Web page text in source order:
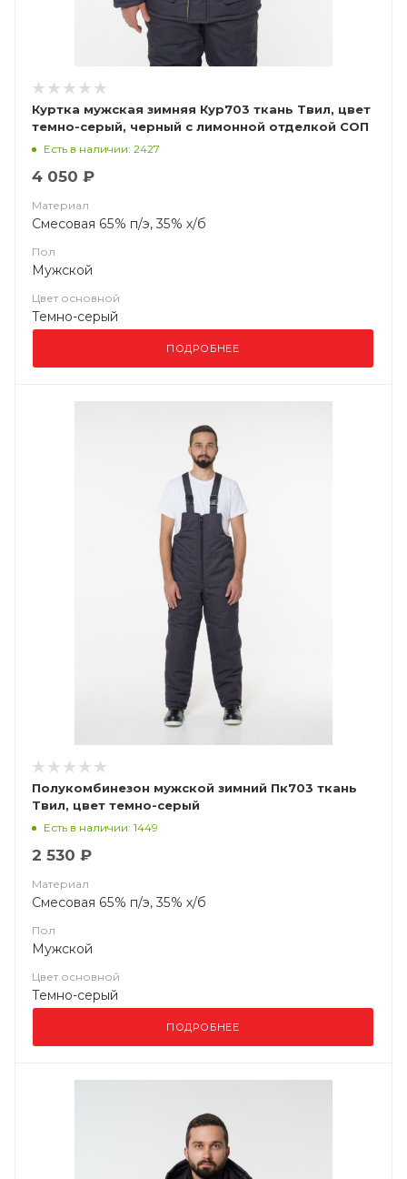
Куртка мужская зимняя Кур703 ткань Твил, цвет
темно-серый, черный с лимонной отделкой СОП
Есть в наличии: 2427
4 050 ₽
Материал
Смесовая 65% п/э, 35% х/б
Пол
Мужской
Цвет основной
Темно-серый
ПОДРОБНЕЕ
Полукомбинезон мужской зимний Пк703 ткань
Твил, цвет темно-серый
Есть в наличии: 1449
2 530 ₽
Материал
Смесовая 65% п/э, 35% х/б
Пол
Мужской
Цвет основной
Темно-серый
ПОДРОБНЕЕ